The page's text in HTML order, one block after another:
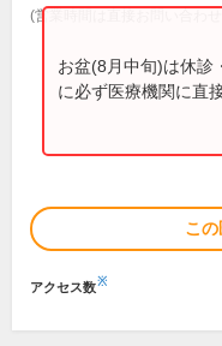
(営業時間は直接お問い合わせ
お盆(8月中旬)は休診
に必ず医療機関に直
こ
アクセス数※